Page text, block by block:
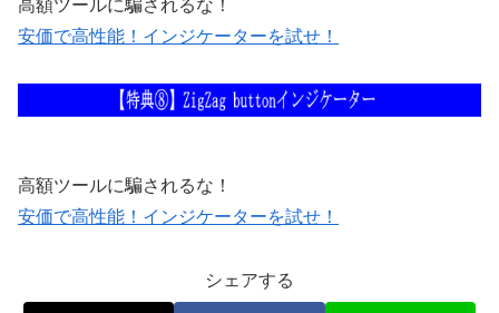
高額ツールに騙されるな！
安価で高性能！インジケーターを試せ！
高額ツールに騙されるな！
安価で高性能！インジケーターを試せ！
シェアする